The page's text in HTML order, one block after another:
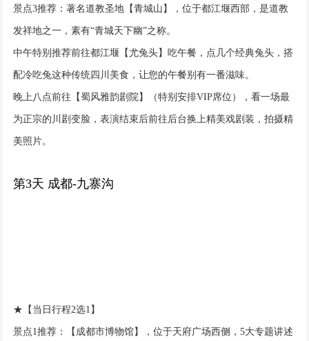
景点3推荐：著名道教圣地【青城山】，位于都江堰西部，是道教
发祥地之一，素有“青城天下幽”之称。
中午特别推荐前往都江堰【尤兔头】吃午餐，点几个经典兔头，搭
配冷吃兔这种传统四川美食，让您的午餐别有一番滋味。
晚上八点前往【蜀风雅韵剧院】（特别安排VIP席位），看一场最
为正宗的川剧变脸，表演结束后前往后台换上精美戏剧装，拍摄精
美照片。
第3天 成都-九寨沟
★【当日行程2选1】
景点1推荐：【成都市博物馆】，位于天府广场西侧，5大专题讲述